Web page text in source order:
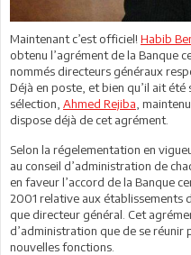
Maintenant c’est officiel! Habib
obtenu l’agrément de la Banque
nommés directeurs généraux
Déjà en poste, et bien qu’il ait
sélection, Ahmed Rejiba ,
dispose déjà de cet agrément.
Selon la régelementation en
au conseil d’administration de
en faveur l’accord de la Banque
2001 relative aux établissements
que directeur général. Cet
d’administration que de se
nouvelles fonctions.